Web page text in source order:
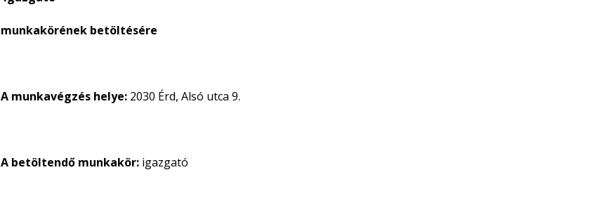
munkakörének betöltésére
A munkavégzés helye: 2030 Érd, Alsó utca 9.
A betöltendő munkakör: igazgató